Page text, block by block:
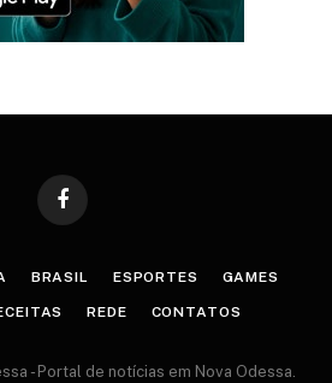
Facebook
BRASIL ESPORTES GAMES
REDE CONTATOS
- Portal de notícias em Nova Odessa.